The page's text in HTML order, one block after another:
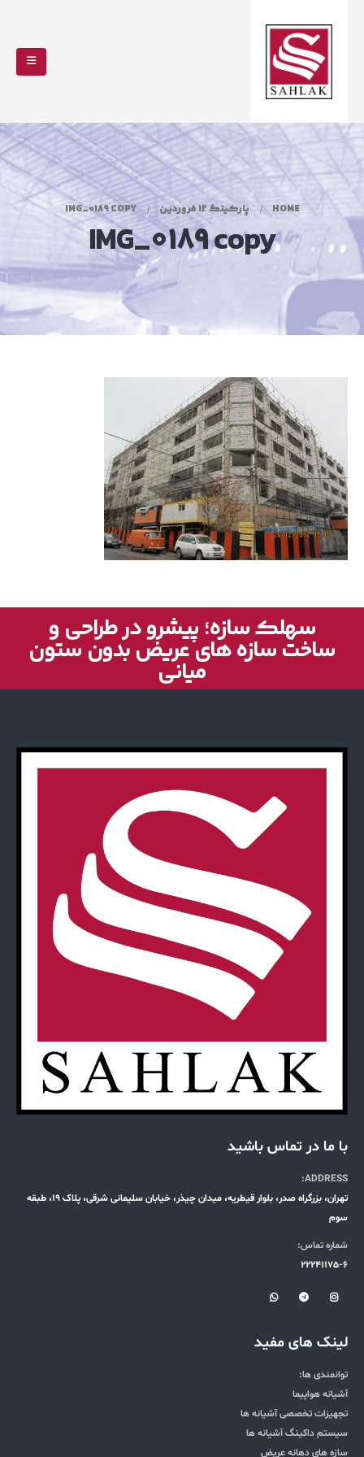
HOME پارکینگ 12 فروردین IMG_0189 COPY
IMG_0189 copy
سهلک سازه؛ پیشرو در طراحی و
ساخت سازه های عریض بدون ستون
میانی
با ما در تماس باشید
ADDRESS:
تهران، بزرگراه صدر، بلوار قیطریه، میدان چیذر، خیابان سلیمانی شرقی، پلاک 19، طبقه
سوم
شماره تماس:
22241175-6
لینک های مفید
توانمندی ها:
آشیانه هواپیما
تجهیزات تخصصی آشیانه ها
سیستم داکینگ آشیانه ها
سازه های دهانه عریض